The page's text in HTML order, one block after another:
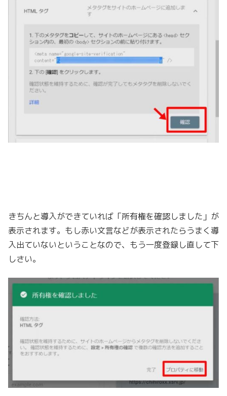
きちんと導入ができていれば「所有権を確認しました」が
表示されます。もし赤い文言などが表示されたらうまく導
入出ていないということなので、もう一度登録し直して下
しさい。